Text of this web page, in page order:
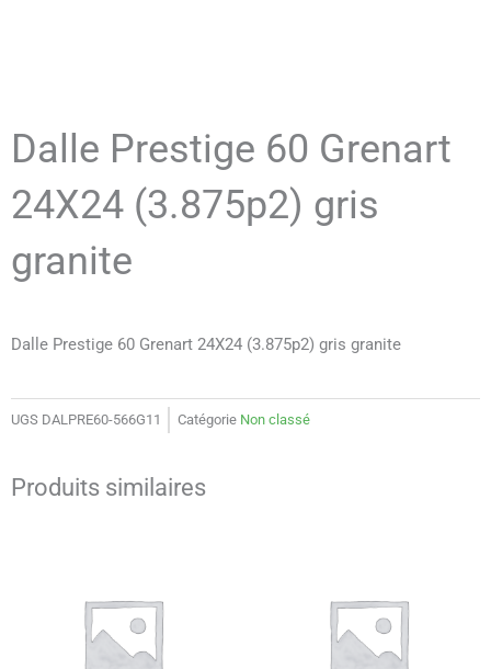
Dalle Prestige 60 Grenart
24X24 (3.875p2) gris
granite
Dalle Prestige 60 Grenart 24X24 (3.875p2) gris granite
UGS DALPRE60-566G11 Catégorie Non classé
Produits similaires